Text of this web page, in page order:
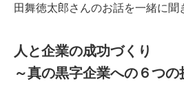
田舞徳太郎さんのお話を一緒に聞
人と企業の成功づくり
～真の黒字企業への６つの